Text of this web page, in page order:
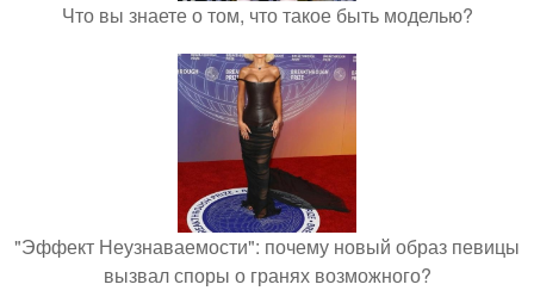
Что вы знаете о том, что такое быть моделью?
"Эффект Неузнаваемости": почему новый образ певицы
вызвал споры о гранях возможного?